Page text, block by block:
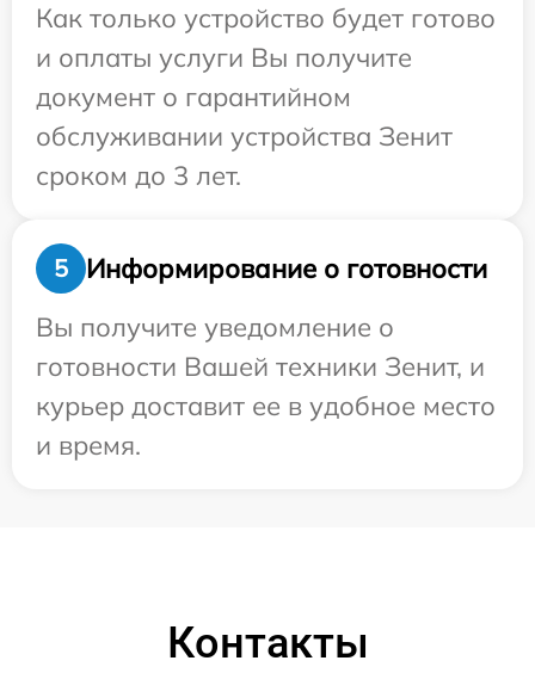
Как только устройство будет готово
и оплаты услуги Вы получите
документ о гарантийном
обслуживании устройства Зенит
сроком до 3 лет.
5
Информирование о готовности
Вы получите уведомление о
готовности Вашей техники Зенит, и
курьер доставит ее в удобное место
и время.
Контакты